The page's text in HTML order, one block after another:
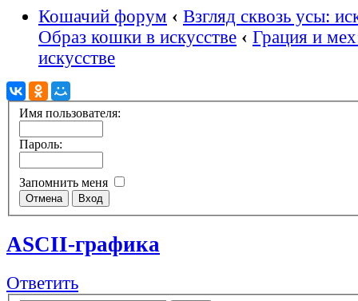
Кошачий форум ‹ Взгляд сквозь усы:
Образ кошки в искусстве ‹ Грация и
искусстве
Имя пользователя:
Пароль:
Запомнить меня
ASCII-графика
Ответить